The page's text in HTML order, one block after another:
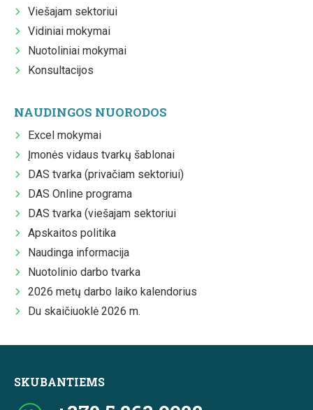
Viešajam sektoriui
Vidiniai mokymai
Nuotoliniai mokymai
Konsultacijos
NAUDINGOS NUORODOS
Excel mokymai
Įmonės vidaus tvarkų šablonai
DAS tvarka (privačiam sektoriui)
DAS Online programa
DAS tvarka (viešajam sektoriui
Apskaitos politika
Naudinga informacija
Nuotolinio darbo tvarka
2026 metų darbo laiko kalendorius
Du skaičiuoklė 2026 m.
SKUBANTIEMS